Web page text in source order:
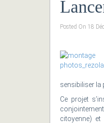
Posted On 18
sensibiliser la
Ce projet
citoyenne)